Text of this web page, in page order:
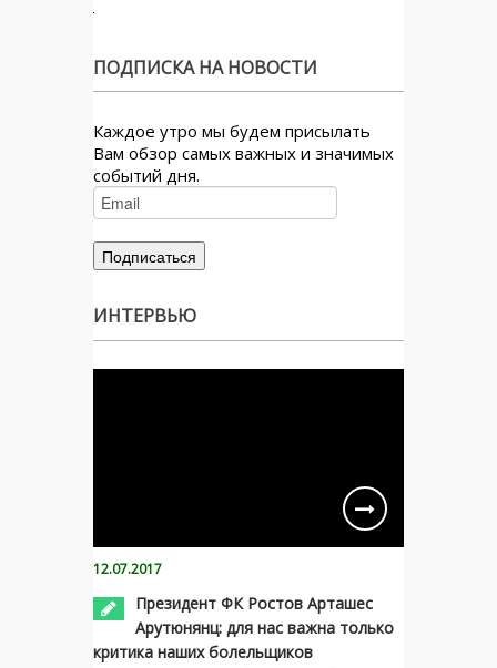
ПОДПИСКА НА НОВОСТИ
Каждое утро мы будем присылать
Вам обзор самых важных и значимых
событий дня.
ИНТЕРВЬЮ
12.07.2017
Президент ФК Ростов Арташес
Арутюнянц: для нас важна только
критика наших болельщиков